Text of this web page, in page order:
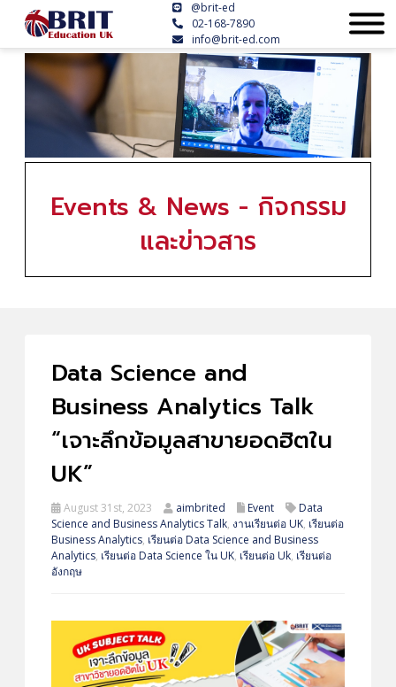
@brit-ed
02-168-7890
info@brit-ed.com
Events & News - กิจกรรม
และข่าวสาร
Data Science and
Business Analytics Talk
“เจาะลึกข้อมูลสาขายอดฮิตใน
UK”
August 31st, 2023 aimbrited Event
Data
Science and Business Analytics Talk, งานเรียนต่อ UK, เรียนต่อ
Business Analytics, เรียนต่อ Data Science and Business
Analytics, เรียนต่อ Data Science ใน UK, เรียนต่อ Uk, เรียนต่อ
อังกฤษ